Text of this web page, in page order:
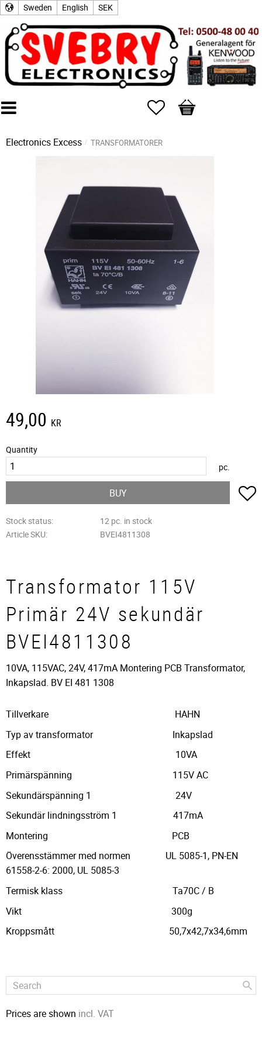
Sweden English SEK
Favorites
Basket
Electronics Excess TRANSFORMATORER
49,00 KR
Quantity
pc.
BUY
Stock status
12 pc. in stock
Article SKU
BVEI4811308
Transformator 115V
Primär 24V sekundär
BVEI4811308
10VA, 115VAC, 24V, 417mA Montering PCB Transformator,
Inkapslad. BV EI 481 1308
Tillverkare HAHN
Typ av transformator Inkapslad
Effekt 10VA
Primärspänning 115V AC
Sekundärspänning 1 24V
Sekundär lindningsström 1 417mA
Montering PCB
Överensstämmer med normen UL 5085-1, PN-EN
61558-2-6: 2000, UL 5085-3
Termisk klass Ta70C / B
Vikt 300g
Kroppsmått 50,7x42,7x34,6mm
Prices are shown incl. VAT